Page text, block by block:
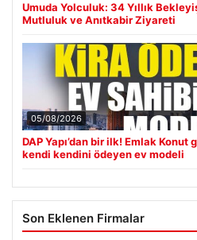
Umuda Yolculuk: 34 Yıllık
Mutluluk ve Anıtkabir Ziyareti
05/08/2026
DAP Yapı’dan bir ilk! Emlak
kendi kendini ödeyen ev modeli
Son Eklenen Firmalar